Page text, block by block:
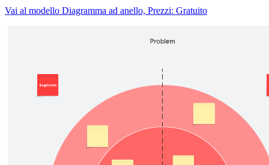
Vai al modello Diagramma ad anello, Prezzi: Gratuito